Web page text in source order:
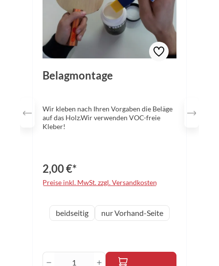
Belagmontage
Wir kleben nach Ihren Vorgaben die Beläge
auf das Holz.Wir verwenden VOC-freie
Kleber!
2,00 €*
Preise inkl. MwSt. zzgl. Versandkosten
Varianteauswählen
beidseitig nur Vorhand-Seite
Produkt Anzahl: Gib den